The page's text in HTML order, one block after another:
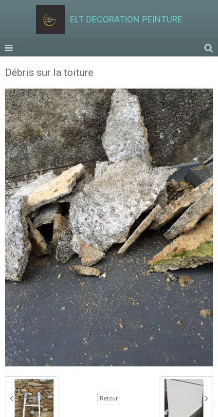
ELT DECORATION PEINTURE
Débris sur la toiture
Retour